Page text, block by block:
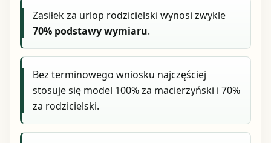
Zasiłek za urlop rodzicielski wynosi zwykle
70% podstawy wymiaru.
Bez terminowego wniosku najczęściej
stosuje się model 100% za macierzyński i 70%
za rodzicielski.